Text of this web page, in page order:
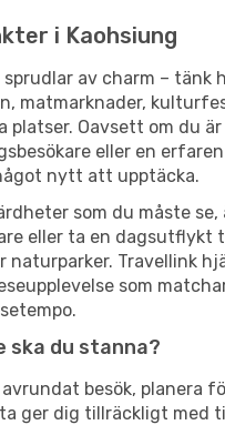
i Kaohsiung
sprudlar av charm – tänk
matmarknader,
platser. Oavsett om du är
eller en
nytt att upptäcka.
som du måste se,
eller ta en dagsutflykt
naturparker. Travellink
som
ska du stanna?
besök, planera
ger dig tillräckligt med